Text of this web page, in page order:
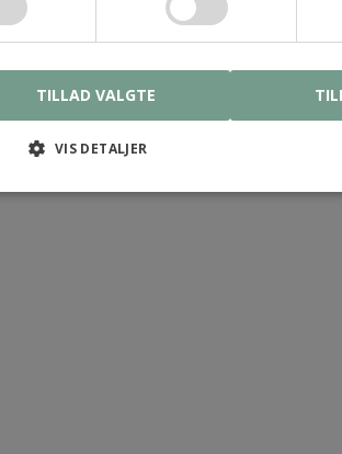
TILLAD VALGTE
VIS DETALJER